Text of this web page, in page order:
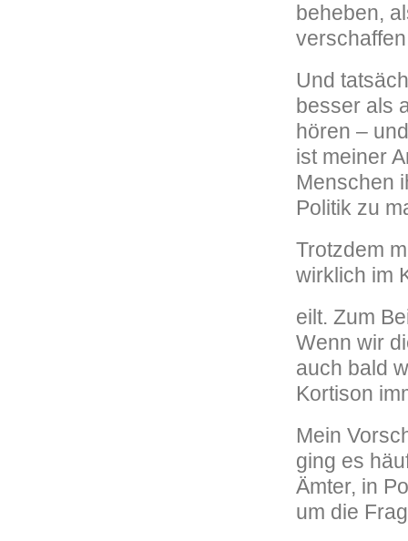
beheben,
Und
besser als
hören –
ist meiner
Menschen
Politik zu
Trotzdem
wirklich im
eilt. Zum
Wenn wir
auch bald
Kortison
Mein
ging es
Ämter, in
um die